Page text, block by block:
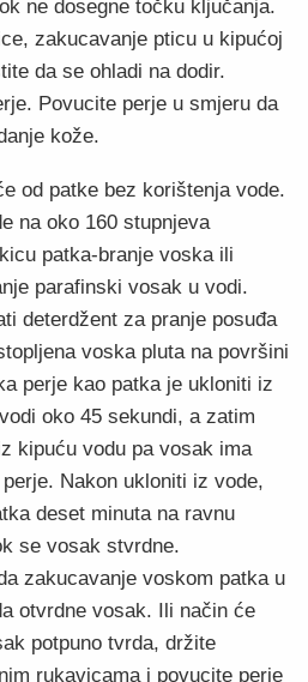
ne dosegne točku ključanja.
zakucavanje pticu u kipućoj
da se ohladi na dodir.
Povucite perje u smjeru da
kože.
od patke bez korištenja vode.
na oko 160 stupnjeva
patka-branje voska ili
parafinski vosak u vodi.
deterdžent za pranje posuđa
voska pluta na površini
perje kao patka je ukloniti iz
oko 45 sekundi, a zatim
kipuću vodu pa vosak ima
Nakon ukloniti iz vode,
deset minuta na ravnu
se vosak stvrdne.
zakucavanje voskom patka u
otvrdne vosak. Ili način će
potpuno tvrda, držite
rukavicama i povucite perje